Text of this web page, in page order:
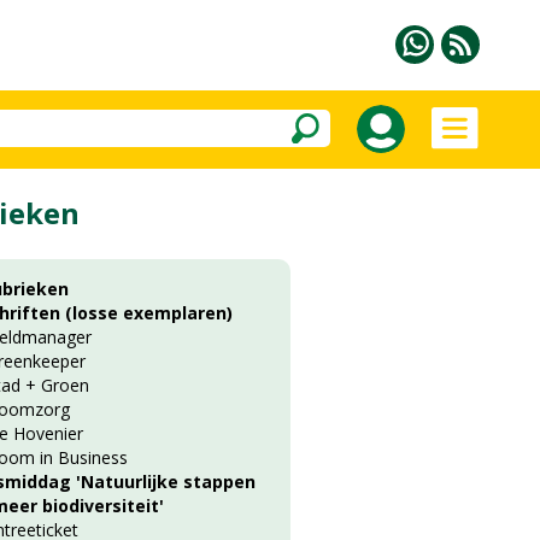
(losse exemplaren)
+ Groen
Hovenier
in Business
'Natuurlijke stappen
biodiversiteit'